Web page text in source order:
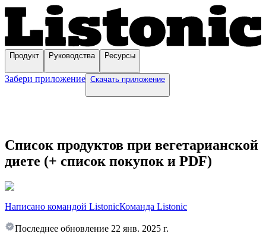
Продукт Руководства Ресурсы
Забери приложение Скачать приложение
Список продуктов при вегетарианской
диете (+ список покупок и PDF)
Написано командой ListonicКоманда Listonic
Последнее обновление 22 янв. 2025 г.